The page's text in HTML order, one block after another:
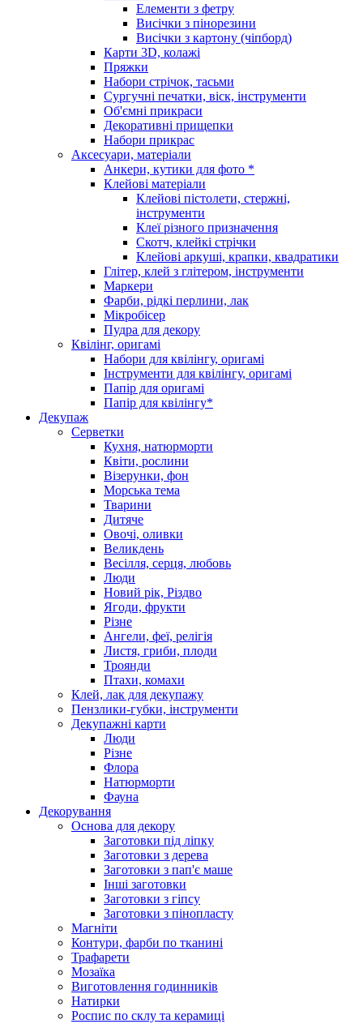
Елементи з фетру
Висічки з пінорезини
Висічки з картону (чіпборд)
Карти 3D, колажі
Пряжки
Набори стрічок, тасьми
Сургучні печатки, віск, інструменти
Об'ємні прикраси
Декоративні прищепки
Набори прикрас
Аксесуари, матеріали
Анкери, кутики для фото *
Клейові матеріали
Клейові пістолети, стержні,
інструменти
Клеї різного призначення
Скотч, клейкі стрічки
Клейові аркуші, крапки, квадратики
Глітер, клей з глітером, інструменти
Маркери
Фарби, рідкі перлини, лак
Мікробісер
Пудра для декору
Квілінг, оригамі
Набори для квілінгу, оригамі
Інструменти для квілінгу, оригамі
Папір для оригамі
Папір для квілінгу*
Декупаж
Серветки
Кухня, натюрморти
Квіти, рослини
Візерунки, фон
Морська тема
Тварини
Дитяче
Овочі, оливки
Великдень
Весілля, серця, любовь
Люди
Новий рік, Різдво
Ягоди, фрукти
Різне
Ангели, феї, релігія
Листя, гриби, плоди
Троянди
Птахи, комахи
Клей, лак для декупажу
Пензлики-губки, інструменти
Декупажні карти
Люди
Різне
Флора
Натюрморти
Фауна
Декорування
Основа для декору
Заготовки під ліпку
Заготовки з дерева
Заготовки з пап'є маше
Інші заготовки
Заготовки з гіпсу
Заготовки з пінопласту
Магніти
Контури, фарби по тканині
Трафарети
Мозаїка
Виготовлення годинників
Натирки
Роспис по склу та керамиці